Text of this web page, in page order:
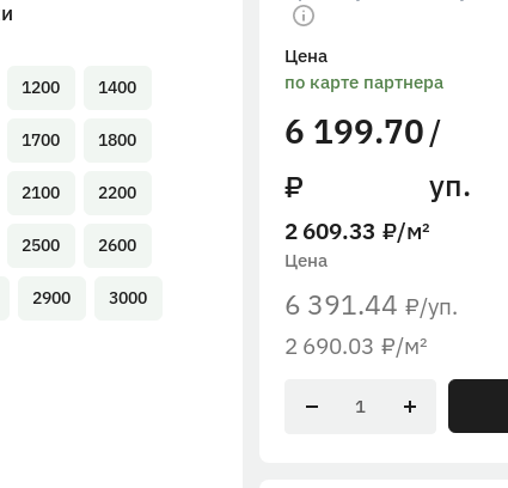
1200 1400
1700 1800
2100 2200
2500 2600
2900 3000
Цена
6 391.44 ₽/уп.
2 690.03 ₽/м²
Цена
по карте партнера
6 199.70
₽
/
уп.
2 609.33 ₽/м²